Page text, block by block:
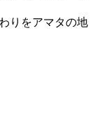
りをアマタの地